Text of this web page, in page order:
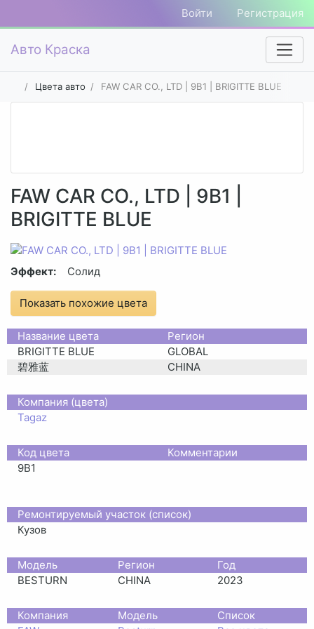
Войти Регистрация
Авто Краска
Цвета авто FAW CAR CO., LTD | 9B1 | BRIGITTE BLUE
FAW CAR CO., LTD | 9B1 |
BRIGITTE BLUE
Эффект: Солид
Показать похожие цвета
Название цвета
Регион
BRIGITTE BLUE
GLOBAL
碧雅蓝
CHINA
Компания (цвета)
Tagaz
Код цвета
Комментарии
9B1
Ремонтируемый участок (список)
Кузов
Moдель Регион
Год
BESTURN
CHINA 2023
Компания Модель
Список